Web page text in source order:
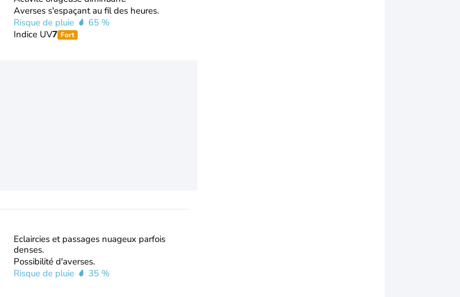
Averses s'espaçant au fil des heures.
Risque de pluie
65 %
Indice UV7 Fort
Eclaircies et passages nuageux parfois
denses.
Possibilité d'averses.
Risque de pluie
35 %